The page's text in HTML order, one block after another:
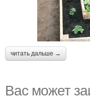
читать дальше →
Вас может